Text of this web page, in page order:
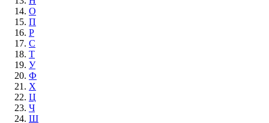
О
П
Р
С
Т
У
Ф
Х
Ц
Ч
Ш